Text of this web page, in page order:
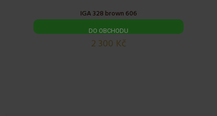
DO OBCHODU
IGA 328 brown 606
2 300 Kč